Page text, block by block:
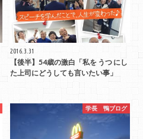
2016.3.31
【後半】54歳の激白「私を うつ にし
た上司にどうしても言いたい事」
学長 鴨ブログ